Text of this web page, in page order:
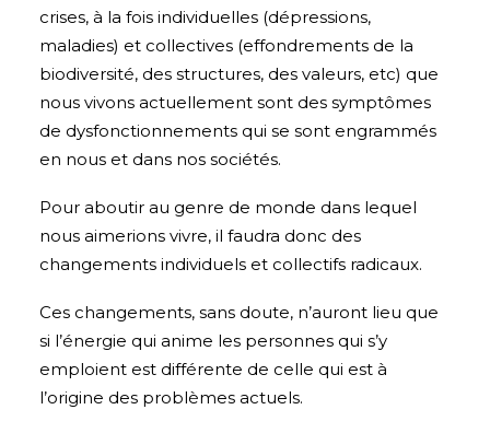
crises, à la fois individuelles (dépressions,
maladies) et collectives (effondrements de la
biodiversité, des structures, des valeurs, etc) que
nous vivons actuellement sont des symptômes
de dysfonctionnements qui se sont engrammés
en nous et dans nos sociétés.
Pour aboutir au genre de monde dans lequel
nous aimerions vivre, il faudra donc des
changements individuels et collectifs radicaux.
Ces changements, sans doute, n’auront lieu que
si l’énergie qui anime les personnes qui s’y
emploient est différente de celle qui est à
l’origine des problèmes actuels.